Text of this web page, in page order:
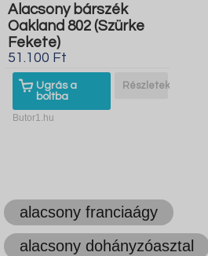
Alacsony bárszék
Oakland 802 (Szürke
Fekete)
51.100 Ft
Ugrás a
boltba
Részletek
Butor1.hu
alacsony franciaágy
alacsony dohányzóasztal